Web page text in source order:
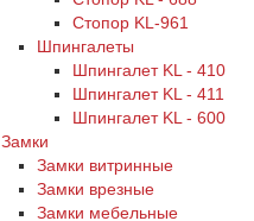
Стопор KL-961
Шпингалеты
Шпингалет KL - 410
Шпингалет KL - 411
Шпингалет KL - 600
Замки
Замки витринные
Замки врезные
Замки мебельные